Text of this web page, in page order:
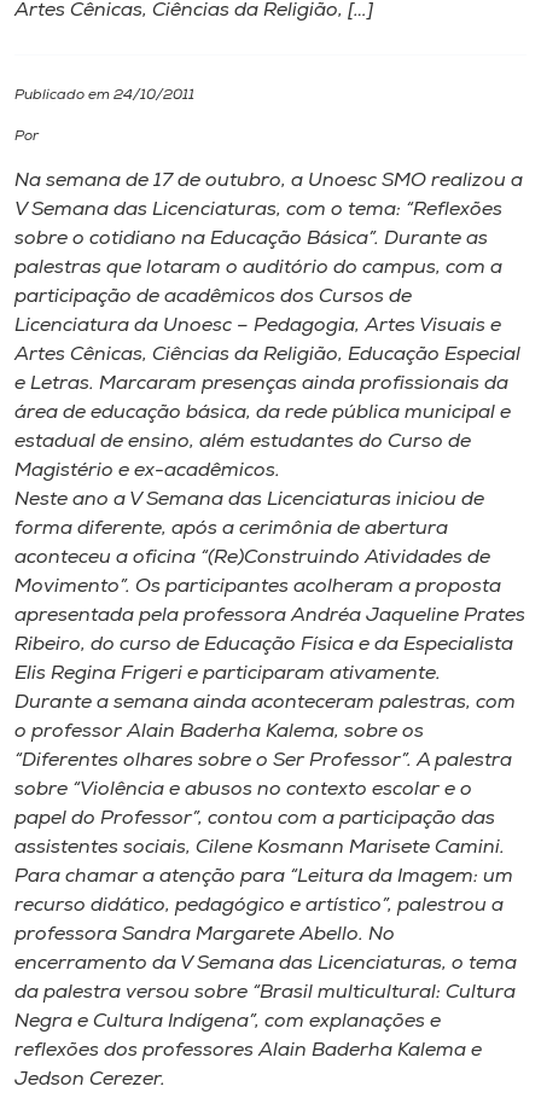
I.nova
Diplomados
CPA
Biblioteca
Editora
Rádio
Museu
Unoesc
Store
Selecione
o idioma
Artes Cênicas, Ciências da Religião, […]
Publicado em 24/10/2011
Por
Na semana de 17 de outubro, a Unoesc SMO realizou a
V Semana das Licenciaturas, com o tema: “Reflexões
sobre o cotidiano na Educação Básica”. Durante as
palestras que lotaram o auditório do campus, com a
participação de acadêmicos dos Cursos de
Licenciatura da Unoesc – Pedagogia, Artes Visuais e
Artes Cênicas, Ciências da Religião, Educação Especial
e Letras. Marcaram presenças ainda profissionais da
área de educação básica, da rede pública municipal e
estadual de ensino, além estudantes do Curso de
Magistério e ex-acadêmicos.
Neste ano a V Semana das Licenciaturas iniciou de
forma diferente, após a cerimônia de abertura
aconteceu a oficina “(Re)Construindo Atividades de
Movimento”. Os participantes acolheram a proposta
apresentada pela professora Andréa Jaqueline Prates
Ribeiro, do curso de Educação Física e da Especialista
Elis Regina Frigeri e participaram ativamente.
Durante a semana ainda aconteceram palestras, com
o professor Alain Baderha Kalema, sobre os
“Diferentes olhares sobre o Ser Professor”. A palestra
sobre “Violência e abusos no contexto escolar e o
papel do Professor”, contou com a participação das
assistentes sociais, Cilene Kosmann Marisete Camini.
Para chamar a atenção para “Leitura da Imagem: um
recurso didático, pedagógico e artístico”, palestrou a
professora Sandra Margarete Abello. No
encerramento da V Semana das Licenciaturas, o tema
da palestra versou sobre “Brasil multicultural: Cultura
Negra e Cultura Indígena”, com explanações e
reflexões dos professores Alain Baderha Kalema e
Jedson Cerezer.